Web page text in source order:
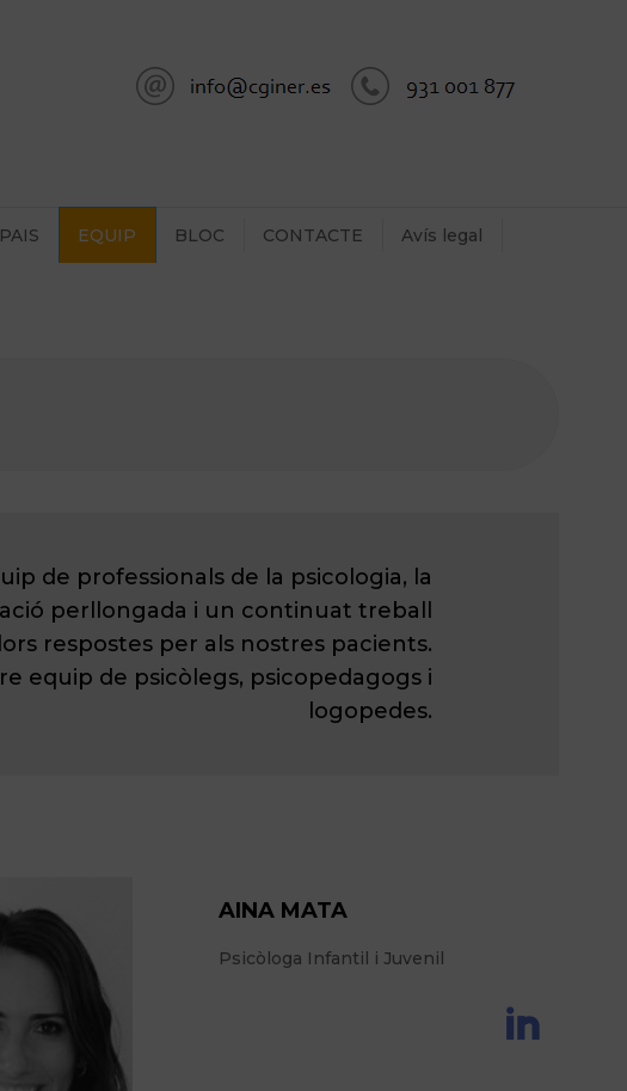
EQUIP BLOC CONTACTE Avís legal
de professionals de la psicologia, la
perllongada i un continuat treball
respostes per als nostres pacients.
equip de psicòlegs, psicopedagogs i
logopedes.
AINA MATA
Psicòloga Infantil i Juvenil